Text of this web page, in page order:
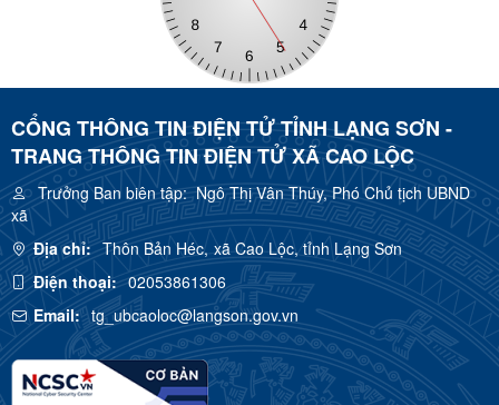
CỔNG THÔNG TIN ĐIỆN TỬ TỈNH LẠNG SƠN -
TRANG THÔNG TIN ĐIỆN TỬ XÃ CAO LỘC
Trưởng Ban biên tập:Ngô Thị Vân Thúy, Phó Chủ tịch UBND
xã
Địa chỉ: Thôn Bản Héc, xã Cao Lộc, tỉnh Lạng Sơn
Điện thoại: 02053861306
Email: tg_ubcaoloc@langson.gov.vn